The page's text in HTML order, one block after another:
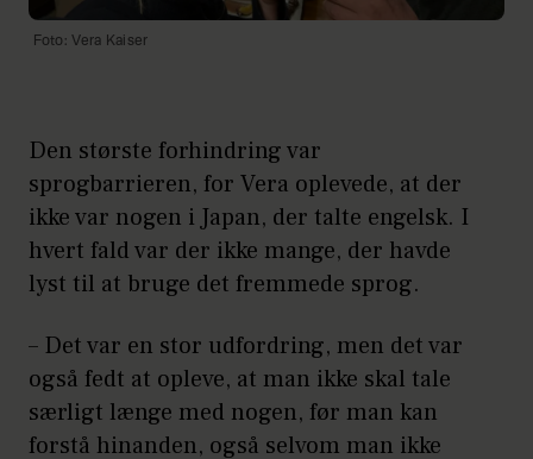
Foto: Vera Kaiser
Den største forhindring var
sprogbarrieren, for Vera oplevede, at der
ikke var nogen i Japan, der talte engelsk. I
hvert fald var der ikke mange, der havde
lyst til at bruge det fremmede sprog.
– Det var en stor udfordring, men det var
også fedt at opleve, at man ikke skal tale
særligt længe med nogen, før man kan
forstå hinanden, også selvom man ikke